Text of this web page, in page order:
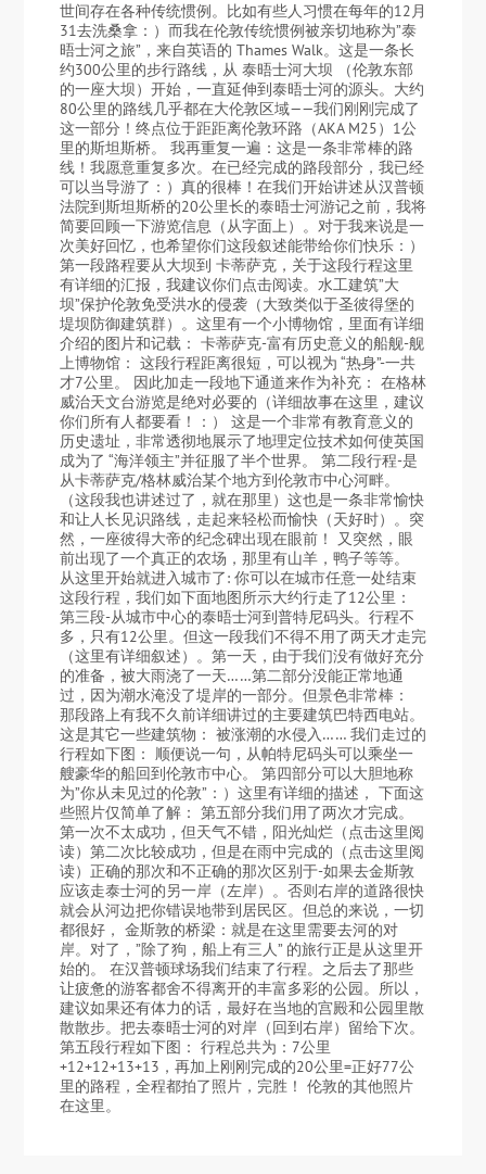
世间存在各种传统惯例。比如有些人习惯在每年的12月
31去洗桑拿：）而我在伦敦传统惯例被亲切地称为”泰
晤士河之旅”，来自英语的 Thames Walk。这是一条长
约300公里的步行路线，从 泰晤士河大坝 （伦敦东部
的一座大坝）开始，一直延伸到泰晤士河的源头。大约
80公里的路线几乎都在大伦敦区域——我们刚刚完成了
这一部分！终点位于距距离伦敦环路（AKA M25）1公
里的斯坦斯桥。 我再重复一遍：这是一条非常棒的路
线！我愿意重复多次。在已经完成的路段部分，我已经
可以当导游了：）真的很棒！在我们开始讲述从汉普顿
法院到斯坦斯桥的20公里长的泰晤士河游记之前，我将
简要回顾一下游览信息（从字面上）。对于我来说是一
次美好回忆，也希望你们这段叙述能带给你们快乐：）
第一段路程要从大坝到 卡蒂萨克，关于这段行程这里
有详细的汇报，我建议你们点击阅读。水工建筑”大
坝”保护伦敦免受洪水的侵袭（大致类似于圣彼得堡的
堤坝防御建筑群）。这里有一个小博物馆，里面有详细
介绍的图片和记载： 卡蒂萨克-富有历史意义的船舰-舰
上博物馆： 这段行程距离很短，可以视为 “热身”-一共
才7公里。 因此加走一段地下通道来作为补充： 在格林
威治天文台游览是绝对必要的（详细故事在这里，建议
你们所有人都要看！：） 这是一个非常有教育意义的
历史遗址，非常透彻地展示了地理定位技术如何使英国
成为了 “海洋领主”并征服了半个世界。 第二段行程-是
从卡蒂萨克/格林威治某个地方到伦敦市中心河畔。
（这段我也讲述过了，就在那里）这也是一条非常愉快
和让人长见识路线，走起来轻松而愉快（天好时）。突
然，一座彼得大帝的纪念碑出现在眼前！ 又突然，眼
前出现了一个真正的农场，那里有山羊，鸭子等等。
从这里开始就进入城市了: 你可以在城市任意一处结束
这段行程，我们如下面地图所示大约行走了12公里：
第三段-从城市中心的泰晤士河到普特尼码头。行程不
多，只有12公里。但这一段我们不得不用了两天才走完
（这里有详细叙述）。第一天，由于我们没有做好充分
的准备，被大雨浇了一天……第二部分没能正常地通
过，因为潮水淹没了堤岸的一部分。但景色非常棒：
那段路上有我不久前详细讲过的主要建筑巴特西电站。
这是其它一些建筑物： 被涨潮的水侵入…… 我们走过的
行程如下图： 顺便说一句，从帕特尼码头可以乘坐一
艘豪华的船回到伦敦市中心。 第四部分可以大胆地称
为”你从未见过的伦敦”：）这里有详细的描述， 下面这
些照片仅简单了解： 第五部分我们用了两次才完成。
第一次不太成功，但天气不错，阳光灿烂（点击这里阅
读）第二次比较成功，但是在雨中完成的（点击这里阅
读）正确的那次和不正确的那次区别于-如果去金斯敦
应该走泰士河的另一岸（左岸）。否则右岸的道路很快
就会从河边把你错误地带到居民区。但总的来说，一切
都很好， 金斯敦的桥梁：就是在这里需要去河的对
岸。对了，”除了狗，船上有三人” 的旅行正是从这里开
始的。 在汉普顿球场我们结束了行程。之后去了那些
让疲惫的游客都舍不得离开的丰富多彩的公园。所以，
建议如果还有体力的话，最好在当地的宫殿和公园里散
散散步。把去泰晤士河的对岸（回到右岸）留给下次。
第五段行程如下图： 行程总共为：7公里
+12+12+13+13，再加上刚刚完成的20公里=正好77公
里的路程，全程都拍了照片，完胜！ 伦敦的其他照片
在这里。